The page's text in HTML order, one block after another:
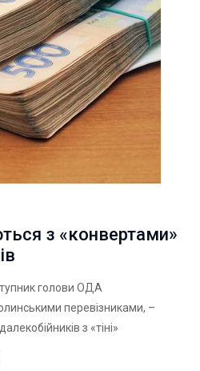
з «конвертами»
голови ОДА
перевізниками, –
з «тіні»